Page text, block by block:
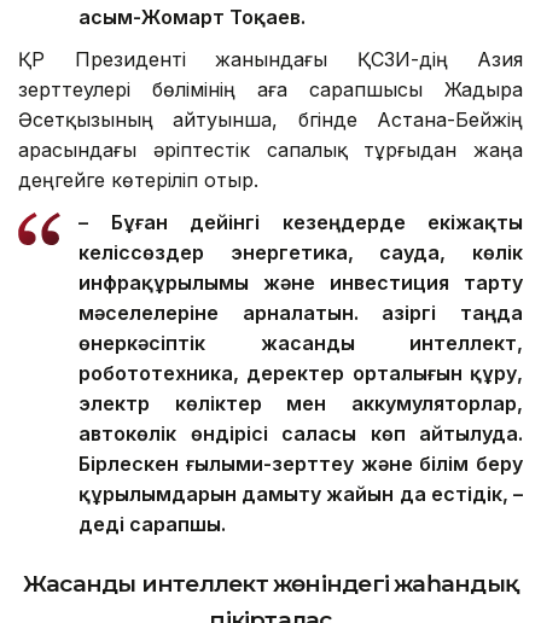
Қасым-Жомарт Тоқаев.
ҚР Президенті жанындағы ҚСЗИ-дің Азия
зерттеулері бөлімінің аға сарапшысы Жадыра
Әсетқызының айтуынша, бүгінде Астана-Бейжің
арасындағы әріптестік сапалық тұрғыдан жаңа
деңгейге көтеріліп отыр.
– Бұған дейінгі кезеңдерде екіжақты
келіссөздер энергетика, сауда, көлік
инфрақұрылымы және инвестиция тарту
мәселелеріне арналатын. Қазіргі таңда
өнеркәсіптік жасанды интеллект,
робототехника, деректер орталығын құру,
электр көліктер мен аккумуляторлар,
автокөлік өндірісі саласы көп айтылуда.
Бірлескен ғылыми-зерттеу және білім беру
құрылымдарын дамыту жайын да естідік, –
деді сарапшы.
Жасанды интеллект жөніндегі жаһандық